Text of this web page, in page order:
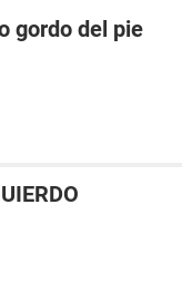
gordo del pie